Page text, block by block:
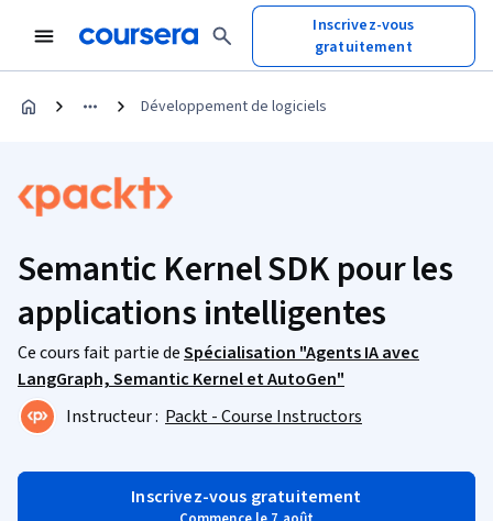
Inscrivez-vous
gratuitement
Développement de logiciels
Semantic Kernel SDK pour les
applications intelligentes
Ce cours fait partie deSpécialisation "Agents IA avec
LangGraph, Semantic Kernel et AutoGen"
Instructeur : Packt - Course Instructors
Inscrivez-vous gratuitement